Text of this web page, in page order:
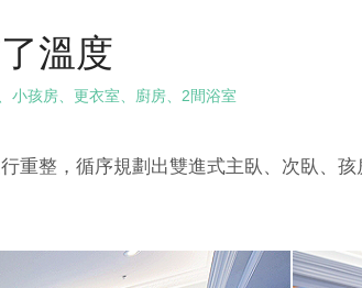
溫度
小孩房、更衣室、廚房、2間浴室
重整，循序規劃出雙進式主臥、次臥、